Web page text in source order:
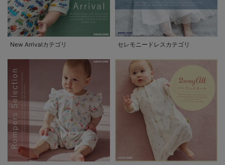
New Arrivalカテゴリ セレモニードレスカテゴリ